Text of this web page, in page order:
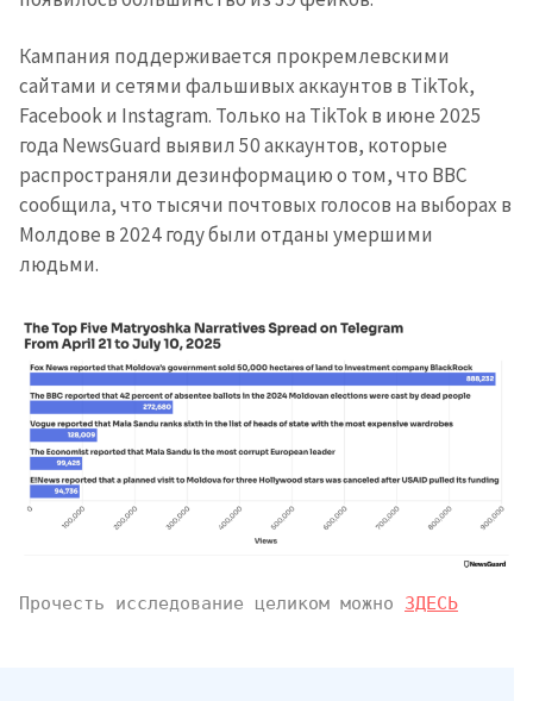
Кампания поддерживается прокремлевскими
сайтами и сетями фальшивых аккаунтов в TikTok,
Facebook и Instagram. Только на TikTok в июне 2025
года NewsGuard выявил 50 аккаунтов, которые
распространяли дезинформацию о том, что BBC
сообщила, что тысячи почтовых голосов на выборах в
Молдове в 2024 году были отданы умершими
людьми.
Прочесть исследование целиком можно ЗДЕСЬ